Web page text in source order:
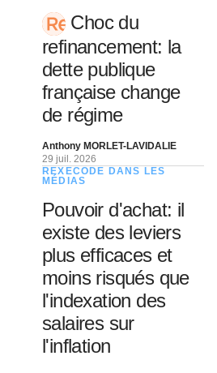
Choc du
refinancement: la
dette publique
française change
de régime
Anthony MORLET-LAVIDALIE
29 juil. 2026
REXECODE DANS LES
MÉDIAS
Pouvoir d'achat: il
existe des leviers
plus efficaces et
moins risqués que
l'indexation des
salaires sur
l'inflation